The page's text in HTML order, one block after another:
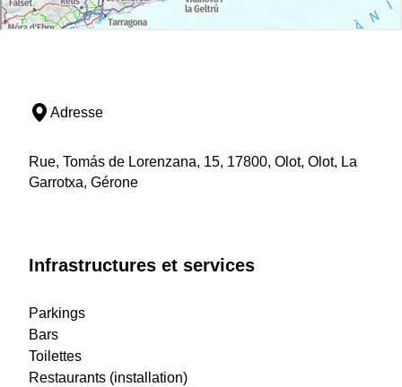
Adresse
Rue, Tomás de Lorenzana, 15, 17800, Olot, Olot, La
Garrotxa, Gérone
Infrastructures et services
Parkings
Bars
Toilettes
Restaurants (installation)